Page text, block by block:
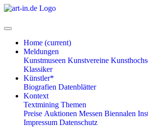
Home (current)
Meldungen
Kunstmuseen Kunstvereine
Klassiker
Künstler*
Biografien Datenblätter
Kontext
Textmining Themen
Preise Auktionen Messen Biennalen
Impressum Datenschutz